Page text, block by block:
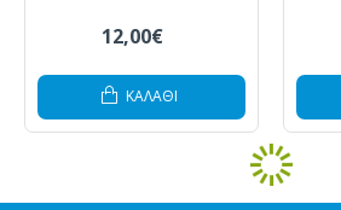
12,00€
ΚΑΛΆΘΙ